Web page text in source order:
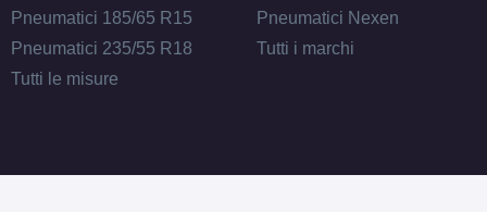
Pneumatici 185/65 R15
Pneumatici 235/55 R18
Tutti le misure
Pneumatici Nexen
Tutti i marchi